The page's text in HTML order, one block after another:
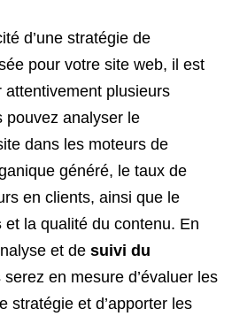
d’une stratégie de
pour votre site web, il est
plusieurs
pouvez analyser le
dans les moteurs de
généré, le taux de
en clients, ainsi que le
et la qualité du contenu. En
et de suivi du
serez en mesure d’évaluer les
stratégie et d’apporter les